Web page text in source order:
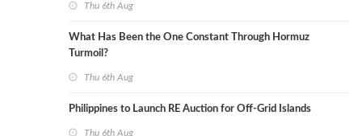
Thu 6th Aug
What Has Been the One Constant Through Hormuz
Turmoil?
Thu 6th Aug
Philippines to Launch RE Auction for Off-Grid Islands
Thu 6th Aug